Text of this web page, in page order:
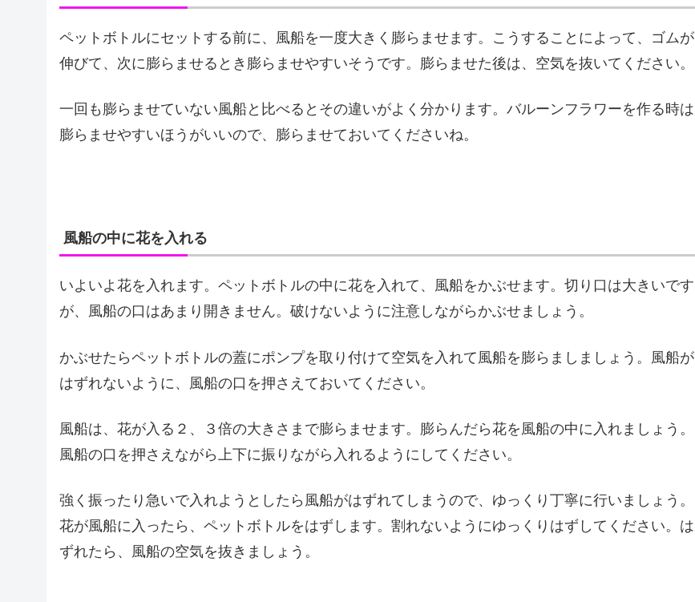
ペットボトルにセットする前に、風船を一度大きく膨らませます。こうすることによって、ゴムが
伸びて、次に膨らませるとき膨らませやすいそうです。膨らませた後は、空気を抜いてください。
一回も膨らませていない風船と比べるとその違いがよく分かります。バルーンフラワーを作る時は
膨らませやすいほうがいいので、膨らませておいてくださいね。
風船の中に花を入れる
いよいよ花を入れます。ペットボトルの中に花を入れて、風船をかぶせます。切り口は大きいです
が、風船の口はあまり開きません。破けないように注意しながらかぶせましょう。
かぶせたらペットボトルの蓋にポンプを取り付けて空気を入れて風船を膨らましましょう。風船が
はずれないように、風船の口を押さえておいてください。
風船は、花が入る２、３倍の大きさまで膨らませます。膨らんだら花を風船の中に入れましょう。
風船の口を押さえながら上下に振りながら入れるようにしてください。
強く振ったり急いで入れようとしたら風船がはずれてしまうので、ゆっくり丁寧に行いましょう。
花が風船に入ったら、ペットボトルをはずします。割れないようにゆっくりはずしてください。は
ずれたら、風船の空気を抜きましょう。